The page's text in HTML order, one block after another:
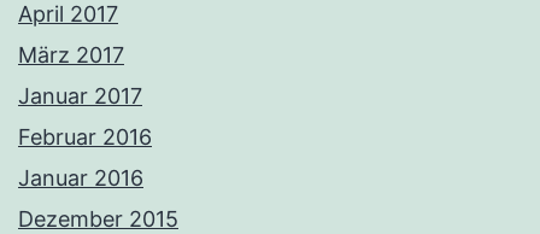
April 2017
März 2017
Januar 2017
Februar 2016
Januar 2016
Dezember 2015